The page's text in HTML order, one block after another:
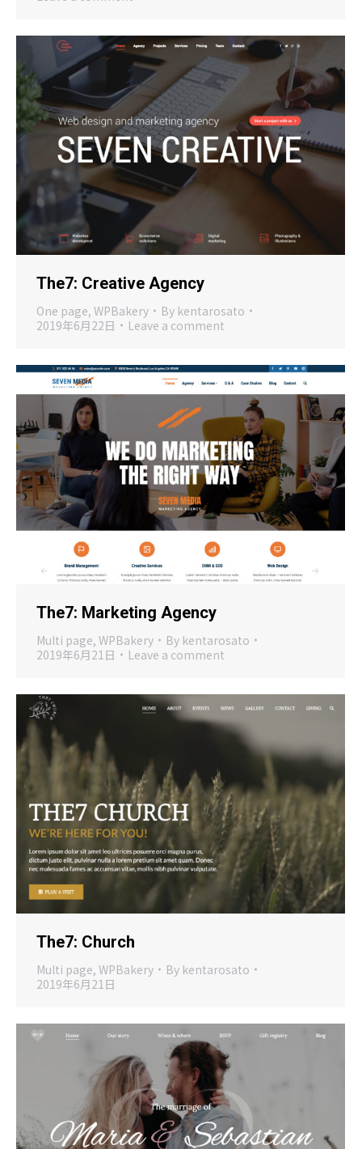
The7: Creative Agency
One page, WPBakery By kentarosato
2019年6月22日
Leave a comment
The7: Marketing Agency
Multi page, WPBakery By kentarosato
2019年6月21日
Leave a comment
The7: Church
Multi page, WPBakery By kentarosato
2019年6月21日